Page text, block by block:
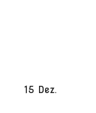
15 Dez.